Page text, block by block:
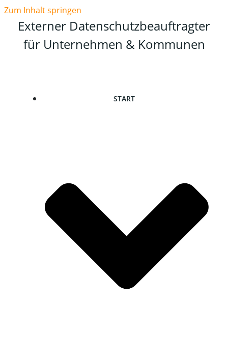
Zum Inhalt springen
Externer Datenschutzbeauftragter
für Unternehmen & Kommunen
START